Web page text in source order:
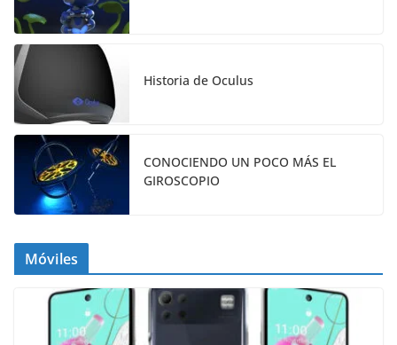
Historia de Oculus
CONOCIENDO UN POCO MÁS EL
GIROSCOPIO
Móviles